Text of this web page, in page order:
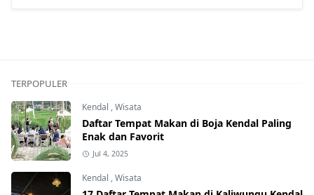
TERPOPULER
Kendal ,Wisata
Daftar Tempat Makan di Boja Kendal Paling
Enak dan Favorit
Jul 4, 2025
Kendal ,Wisata